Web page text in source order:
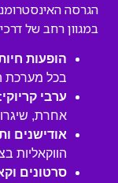
הגרסה
במגוון רחב של
הופעות
בכל מערכת
ערבי קריוקי:
אחרת,
אודישנים
הווקאליות
סרטונים